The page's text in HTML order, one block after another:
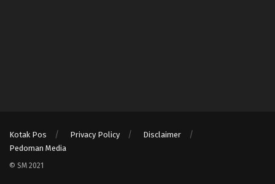
Kotak Pos Privacy Policy
Disclaimer
Pedoman Media
© SM 2021